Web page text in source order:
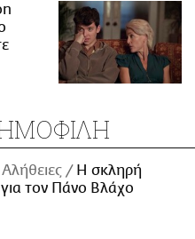
H σκληρή
τον Πάνο Βλάχο